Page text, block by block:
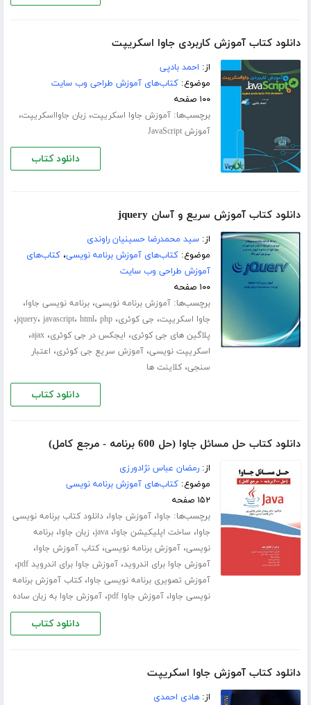
دانلود کتاب آموزش کاربردی جاوا اسکریپت
از: احمد بادپی
موضوع:کتاب‌های آموزش طراحی وب سایت
۱۰۰ صفحه
برچسب‌ها:آموزش جاوا اسکریپت، زبان جاوااسکریپت،
آموزش JavaScript
دانلود کتاب
دانلود کتاب آموزش سریع و آسان jquery
از:سید محمدرضا حسینیان راوندی
موضوع:کتاب‌های آموزش برنامه نویسی،کتاب‌های
آموزش طراحی وب سایت
۱۰۰ صفحه
برچسب‌ها:آموزش برنامه نویسی،برنامه نویسی جاوا،
جاوا اسکریپت، جی کوئری، jquery، javascript، html، php ،
پلاگین های جی کوئری، ایجکس در جی کوئری،ajax،
اسکریپت نویسی،آموزش سریع جی کوئری، اعتبار
سنجی،کلاینت ها
دانلود کتاب
دانلود کتاب حل مسائل جاوا (حل 600 برنامه - مرجع کامل)
از:رمضان عباس نژادورزی
موضوع:کتاب‌های آموزش برنامه نویسی
۱۵۲ صفحه
برچسب‌ها: جاوا،آموزش جاوا،دانلود کتاب برنامه نویسی
جاوا، ساخت اپلیکیشن جاوا،java، زبان جاوا،برنامه
نویسی،آموزش برنامه نویسی،کتاب آموزش جاوا،
آموزش جاوا برای اندروید،آموزش جاوا برای اندروید pdf ،
آموزش تصویری برنامه نویسی جاوا،کتاب آموزش برنامه
نویسی جاوا،آموزش جاوا pdf ،آموزش جاوا به زبان ساده
دانلود کتاب
دانلود کتاب آموزش جاوا اسکریپت
از:هادی احمدی